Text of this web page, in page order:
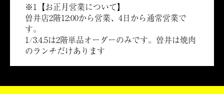
※1【お正月営業について】
曽井店2階12:00から営業、4日から通常営業で
す。
1/3.4.5は2階単品オーダーのみです。曽井は焼肉
のランチだけあります